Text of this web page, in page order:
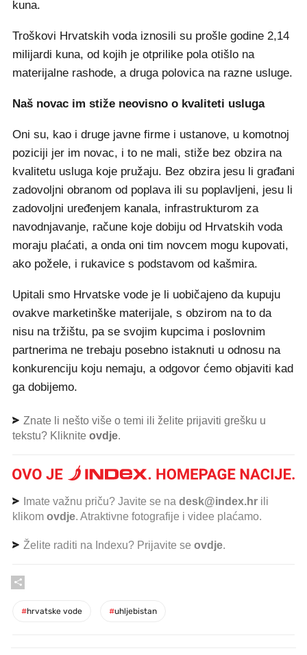
kuna.
Troškovi Hrvatskih voda iznosili su prošle godine 2,14
milijardi kuna, od kojih je otprilike pola otišlo na
materijalne rashode, a druga polovica na razne usluge.
Naš novac im stiže neovisno o kvaliteti usluga
Oni su, kao i druge javne firme i ustanove, u komotnoj
poziciji jer im novac, i to ne mali, stiže bez obzira na
kvalitetu usluga koje pružaju. Bez obzira jesu li građani
zadovoljni obranom od poplava ili su poplavljeni, jesu li
zadovoljni uređenjem kanala, infrastrukturom za
navodnjavanje, račune koje dobiju od Hrvatskih voda
moraju plaćati, a onda oni tim novcem mogu kupovati,
ako požele, i rukavice s podstavom od kašmira.
Upitali smo Hrvatske vode je li uobičajeno da kupuju
ovakve marketinške materijale, s obzirom na to da
nisu na tržištu, pa se svojim kupcima i poslovnim
partnerima ne trebaju posebno istaknuti u odnosu na
konkurenciju koju nemaju, a odgovor ćemo objaviti kad
ga dobijemo.
Znate li nešto više o temi ili želite prijaviti grešku u
tekstu? Kliknite ovdje.
Imate važnu priču? Javite se na desk@index.hr ili
klikom ovdje. Atraktivne fotografije i videe plaćamo.
Želite raditi na Indexu? Prijavite se ovdje.
#hrvatske vode #uhljebistan